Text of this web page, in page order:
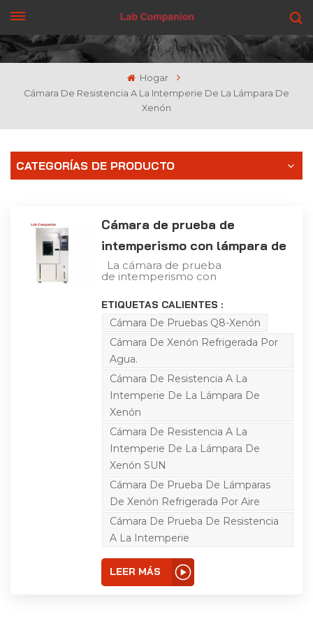
CONSIGUE UNA COTIZACIÓN
Hogar
Cámara De Resistencia A La Intemperie De La Lámpara De
Xenón
CATEGORÍAS DE PRODUCTO
Cámara de prueba de
intemperismo con lámpara de
xenón
La cámara de prueba
de intemperismo con
medio importante de
investigación científica y
proceso de producción
y optimizar la
composición del
producto, pero también
un elemento importante
de inspección de calidad
del producto, la
aplicación de materiales
plásticos, aluminio-
plástico. Se requiere que
los paneles, así como el
vidrio de seguridad para
automóviles y otros
estándares de productos
realicen la prueba de
principales factores que
causan el
envejecimiento del
material son la luz solar y
la humedad, la cámara
de prueba de
intemperismo puede
ETIQUETAS CALIENTES :
Cámara De Pruebas Q8-Xenón
Cámara De Xenón Refrigerada Por
Agua.
Cámara De Resistencia A La
Intemperie De La Lámpara De
Xenón
Cámara De Resistencia A La
Intemperie De La Lámpara De
Xenón SUN
Cámara De Prueba De Lámparas
De Xenón Refrigerada Por Aire
Cámara De Prueba De Resistencia
A La Intemperie
LEER MÁS